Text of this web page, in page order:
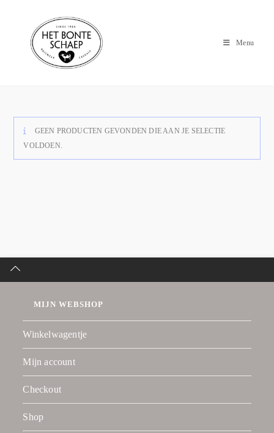
Menu
GEEN PRODUCTEN GEVONDEN DIE AAN JE SELECTIE
VOLDOEN.
MIJN WEBSHOP
Winkelwagentje
Mijn account
Checkout
Shop